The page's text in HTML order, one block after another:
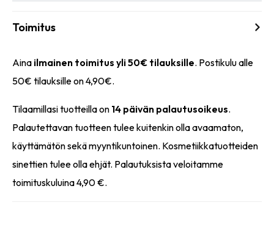
Toimitus
Aina ilmainen toimitus yli 50€ tilauksille. Postikulu alle
50€ tilauksille on 4,90€.
Tilaamillasi tuotteilla on 14 päivän palautusoikeus.
Palautettavan tuotteen tulee kuitenkin olla avaamaton,
käyttämätön sekä myyntikuntoinen. Kosmetiikkatuotteiden
sinettien tulee olla ehjät. Palautuksista veloitamme
toimituskuluina 4,90 €.